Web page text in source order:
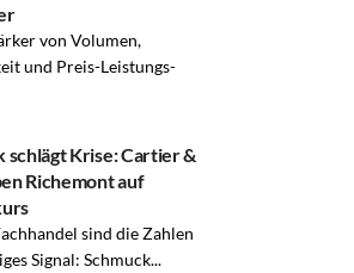
von Volumen,
und Preis-Leistungs-
schlägt Krise: Cartier &
Richemont auf
sind die Zahlen
Signal: Schmuck...